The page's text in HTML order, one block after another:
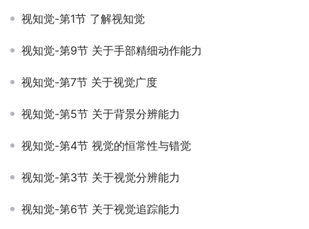
视知觉-第1节 了解视知觉
视知觉-第9节 关于手部精细动作能力
视知觉-第7节 关于视觉广度
视知觉-第5节 关于背景分辨能力
视知觉-第4节 视觉的恒常性与错觉
视知觉-第3节 关于视觉分辨能力
视知觉-第6节 关于视觉追踪能力